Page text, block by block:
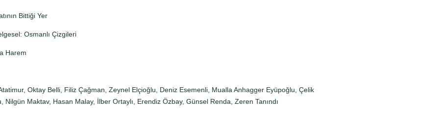
Bittiği Yer
Osmanlı Çizgileri
Harem
Oktay Belli, Filiz Çağman, Zeynel Elçioğlu, Deniz Esemenli, Mualla Anhagger Eyüpoğlu, Çelik
Maktav, Hasan Malay, İlber Ortaylı, Erendiz Özbay, Günsel Renda, Zeren Tanındı